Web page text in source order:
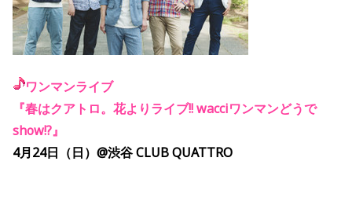
ワンマンライブ
『春はクアトロ。花よりライブ!! wacciワンマンどうで
show!?』
4月24日（日）@渋谷 CLUB QUATTRO